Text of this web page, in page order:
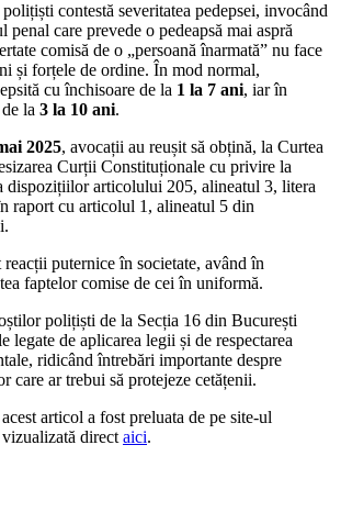
contestă severitatea pedepsei, invocând
care prevede o pedeapsă mai aspră
comisă de o „persoană înarmată” nu face
și forțele de ordine. În mod normal,
cu închisoare de la 1 la 7 ani, iar în
la 3 la 10 ani.
2025, avocații au reușit să obțină, la Curtea
Curții Constituționale cu privire la
dispozițiilor articolului 205, alineatul 3, litera
raport cu articolul 1, alineatul 5 din
reacții puternice în societate, având în
faptelor comise de cei în uniformă.
polițiști de la Secția 16 din București
legate de aplicarea legii și de respectarea
ridicând întrebări importante despre
care ar trebui să protejeze cetățenii.
articol a fost preluata de pe site-ul
direct aici.